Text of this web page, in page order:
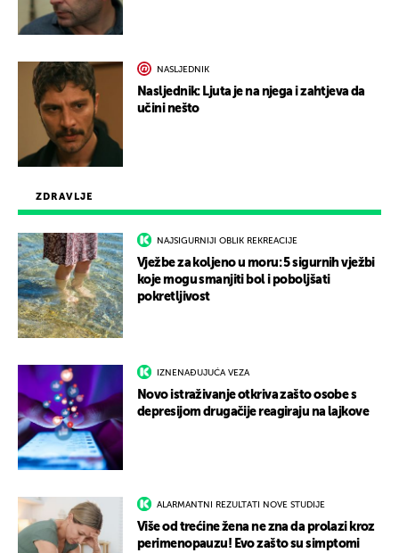
ZDRAVLJE
NAJSIGURNIJI OBLIK REKREACIJE
Vježbe za koljeno u moru: 5 sigurnih vježbi
koje mogu smanjiti bol i poboljšati
pokretljivost
IZNENAĐUJUĆA VEZA
Novo istraživanje otkriva zašto osobe s
depresijom drugačije reagiraju na lajkove
ALARMANTNI REZULTATI NOVE STUDIJE
Više od trećine žena ne zna da prolazi kroz
perimenopauzu! Evo zašto su simptomi
NASLJEDNIK
Nasljednik: Ljuta je na njega i zahtjeva da
učini nešto